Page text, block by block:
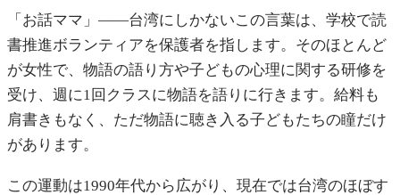
「お話ママ」——台湾にしかないこの言葉は、学校で読
書推進ボランティアを保護者を指します。そのほとんど
が女性で、物語の語り方や子どもの心理に関する研修を
受け、週に1回クラスに物語を語りに行きます。給料も
肩書きもなく、ただ物語に聴き入る子どもたちの瞳だけ
があります。
この運動は1990年代から広がり、現在では台湾のほぼす